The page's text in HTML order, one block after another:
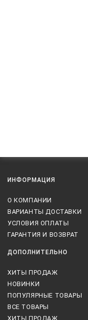
ИНФОРМАЦИЯ
О КОМПАНИИ
ВАРИАНТЫ ДОСТАВКИ
УСЛОВИЯ ОПЛАТЫ
ГАРАНТИЯ И ВОЗВРАТ
ДОПОЛНИТЕЛЬНО
ХИТЫ ПРОДАЖ
НОВИНКИ
ПОПУЛЯРНЫЕ ТОВАРЫ
ВСЕ ТОВАРЫ
ХИТЫ ПРОДАЖ